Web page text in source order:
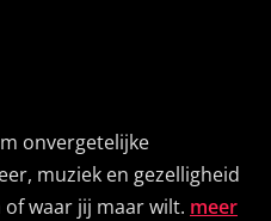
onvergetelijke
muziek en gezelligheid
waar jij maar wilt. meer